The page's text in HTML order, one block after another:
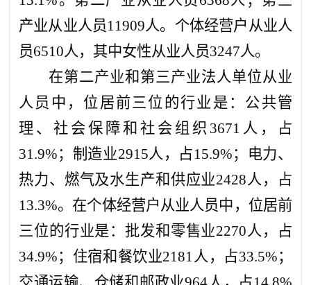
产业从业人员11909人。个体经营户从业人
员6510人，其中女性从业人员3247人。
在第二产业和第三产业法人单位从业
人员中，位居前三位的行业是：公共管
理、社会保障和社会组织3671人，占
31.9%；制造业2915人，占15.9%；电力、
热力、燃气及水生产和供应业2428人，占
13.3%。在个体经营户从业人员中，位居前
三位的行业是：批发和零售业2270人，占
34.9%；住宿和餐饮业2181人，占33.5%；